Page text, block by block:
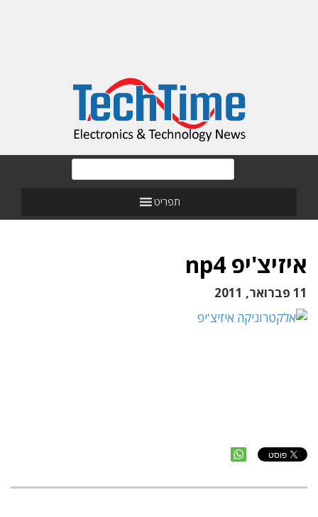
תפריט
איזיצ'יפ np4
11 פברואר, 2011